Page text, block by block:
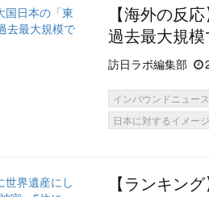
【海外の反
過去最大規模
訪日ラボ編集部
インバウンドニュース
日本に対するイメージ
【ランキン